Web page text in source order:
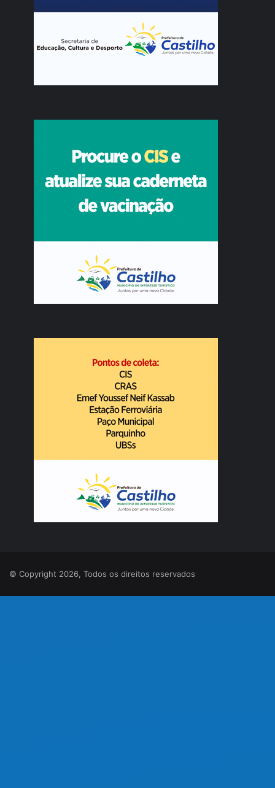
© Copyright 2026, Todos os direitos reservados